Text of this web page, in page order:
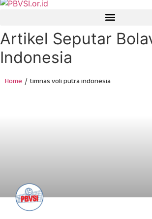
Artikel Seputar
Indonesia
Home / timnas voli putra indonesia